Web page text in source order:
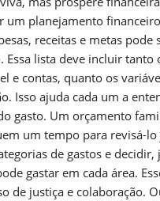
um planejamento
receitas e metas pode
Essa lista deve incluir tanto
e contas, quanto os
Isso ajuda cada um a
gasto. Um orçamento
um tempo para revisá-lo
de gastos e decidir,
gastar em cada área.
de justiça e colaboração.